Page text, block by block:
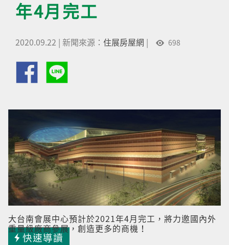
年4月完工
2020.09.22 | 新聞來源： 住展房屋網 | 698
大台南會展中心預計於2021年4月完工，將力邀國內外
重量級廠商參展，創造更多的商機！
快速導讀